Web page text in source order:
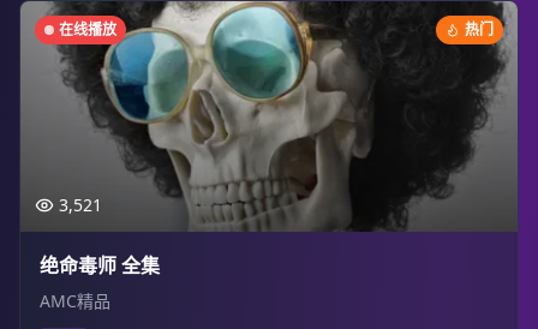
在线播放 热门
3,521
绝命毒师 全集
AMC精品